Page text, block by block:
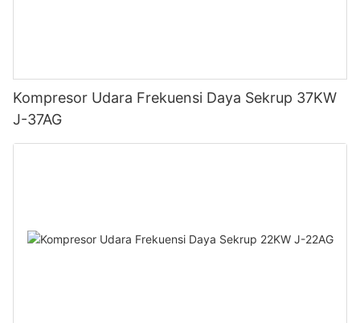
Kompresor Udara Frekuensi Daya Sekrup 37KW
J-37AG